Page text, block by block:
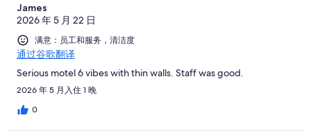
James
2026 年 5 月 22 日
满意：员工和服务，清洁度
通过谷歌翻译
Serious motel 6 vibes with thin walls. Staff was good.
2026 年 5 月入住 1 晚
0